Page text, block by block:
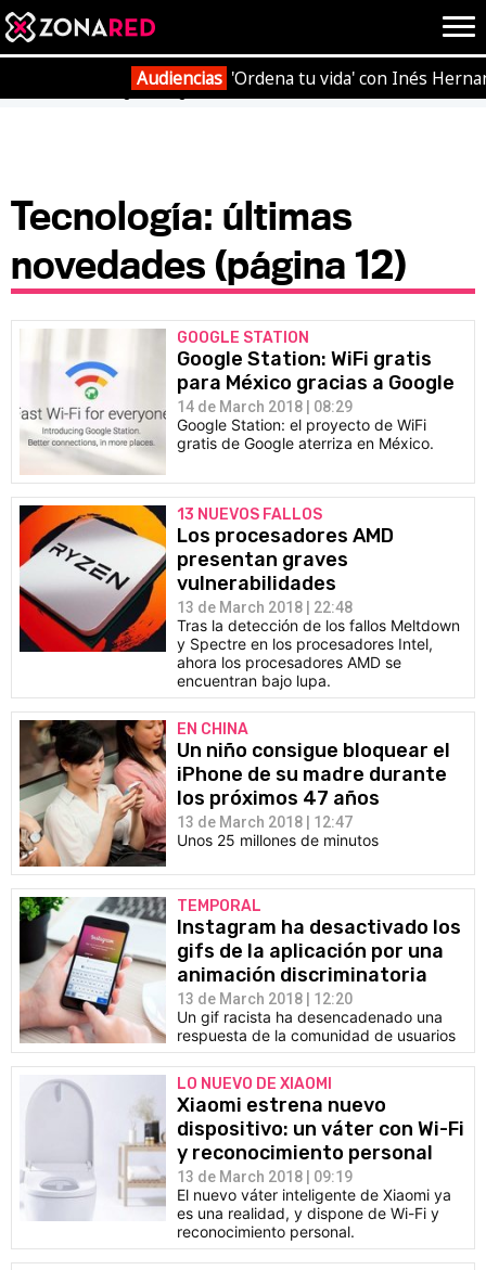
{literal}{/literal}
HOME
NOTICIAS
REPORTAJES
ANÁLISIS
TRUCOS OCIO
CINE
MANGA
E3
Audiencias 'Ordena tu vida' con Inés
Tecnología Página 12
Tecnología: últimas
novedades (página 12)
GOOGLE STATION
Google Station: WiFi gratis
para México gracias a Google
14 de March 2018 | 08:29
Google Station: el proyecto de WiFi
gratis de Google aterriza en México.
13 NUEVOS FALLOS
Los procesadores AMD
presentan graves
vulnerabilidades
13 de March 2018 | 22:48
Tras la detección de los fallos Meltdown
y Spectre en los procesadores Intel,
ahora los procesadores AMD se
encuentran bajo lupa.
EN CHINA
Un niño consigue bloquear el
iPhone de su madre durante
los próximos 47 años
13 de March 2018 | 12:47
Unos 25 millones de minutos
TEMPORAL
Instagram ha desactivado los
gifs de la aplicación por una
animación discriminatoria
13 de March 2018 | 12:20
Un gif racista ha desencadenado una
respuesta de la comunidad de usuarios
LO NUEVO DE XIAOMI
Xiaomi estrena nuevo
dispositivo: un váter con Wi-Fi
y reconocimiento personal
13 de March 2018 | 09:19
El nuevo váter inteligente de Xiaomi ya
es una realidad, y dispone de Wi-Fi y
reconocimiento personal.